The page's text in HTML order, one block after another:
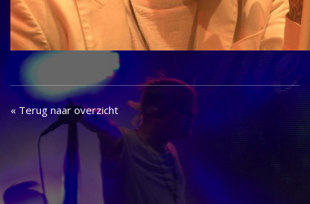
« Terug naar overzicht